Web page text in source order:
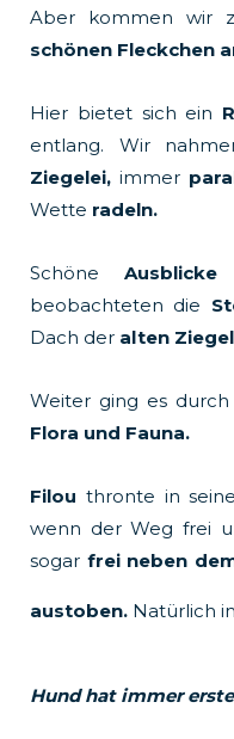
Aber kommen wir
schönen Fleckchen
Hier bietet sich ein
entlang. Wir
Ziegelei, immer
Wette radeln.
Schöne Ausblicke
beobachteten die
Dach der alten
Weiter ging es
Flora und Fauna.
Filou thronte in
wenn der Weg frei
sogar frei neben
austoben. Natürlich in
Hund hat immer